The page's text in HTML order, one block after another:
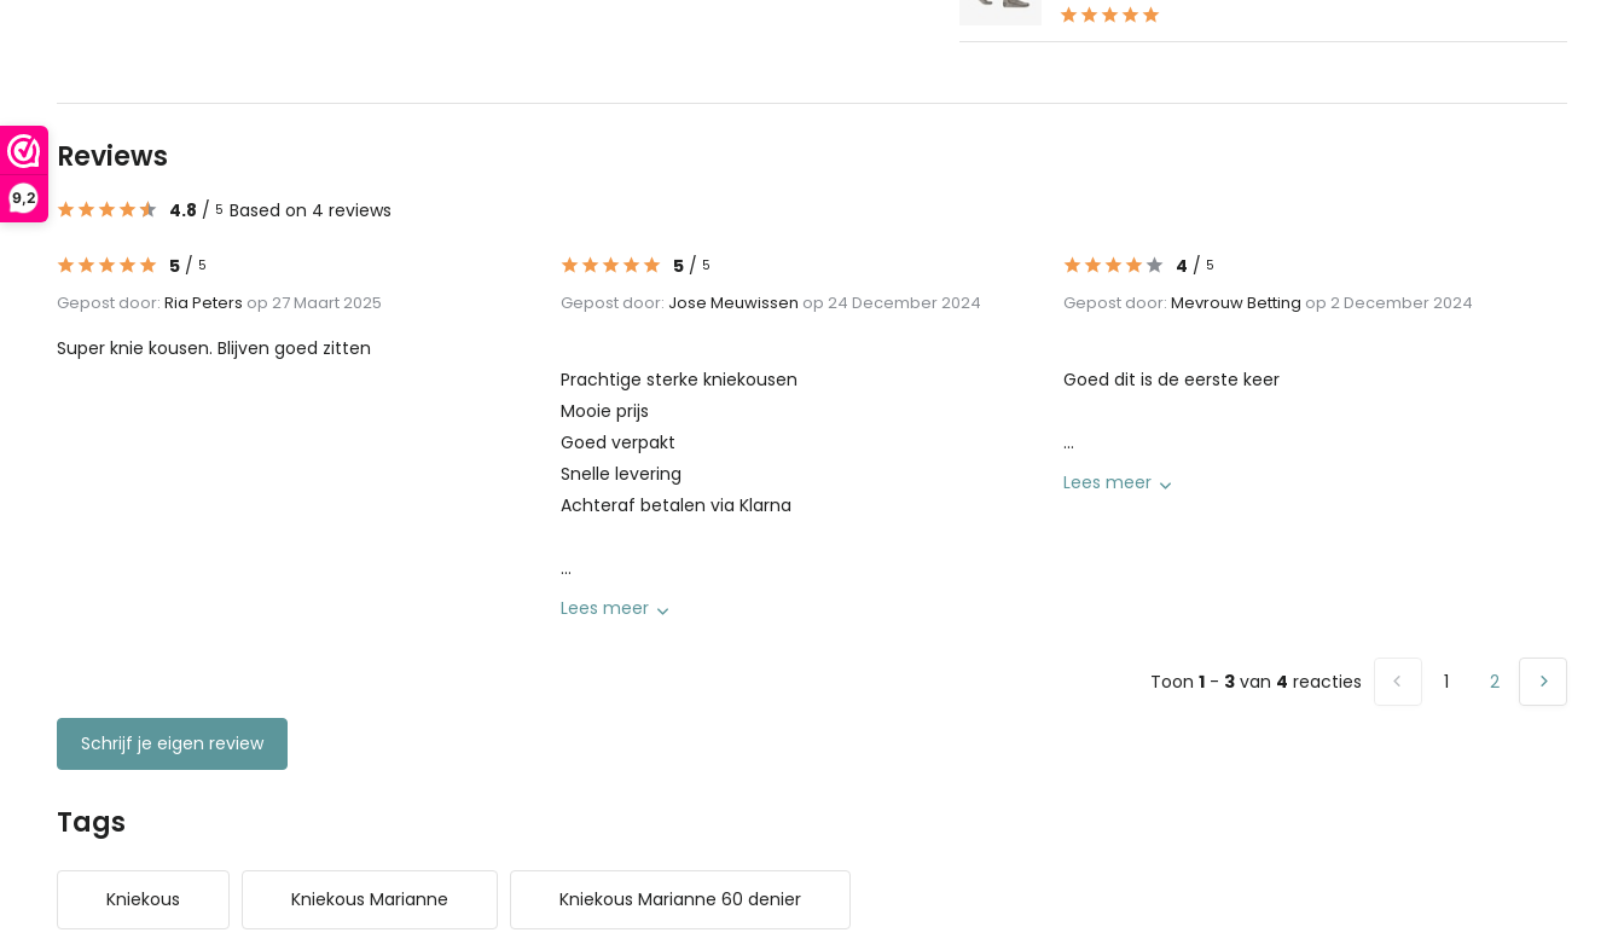
9,2
Reviews
4.8 / 5 Based on 4 reviews
5 / 5
Gepost door: Ria Peters op 27 Maart 2025
Super knie kousen. Blijven goed zitten
5/ 5
Gepost door: Jose Meuwissen op 24 December 2024
Prachtige sterke kniekousen
Mooie prijs
Goed verpakt
Snelle levering
Achteraf betalen via Klarna
...
Lees meer
4 / 5
Gepost door:Mevrouw Betting op 2 December 2024
Goed dit is de eerste keer
...
Lees meer
Toon 1 - 3 van 4 reacties 1 2
Schrijf je eigen review
Tags
Kniekous Kniekous Marianne Kniekous Marianne 60 denier